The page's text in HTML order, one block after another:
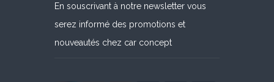
En souscrivant à notre newsletter vous
serez informé des promotions et
nouveautés chez car concept